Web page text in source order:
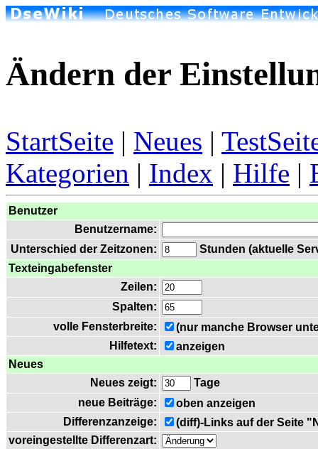
Ändern der
StartSeite | Neues |
Kategorien | Index | Hilfe |
Benutzer
Benutzername:
Unterschied der Zeitzonen:
Stunden (aktuelle
Texteingabefenster
Zeilen:
Spalten:
volle Fensterbreite:
(nur manche Browser
Hilfetext:
anzeigen
Neues
Neues zeigt:
Tage
neue Beiträge:
oben anzeigen
Differenzanzeige:
(diff)-Links auf der Seite
voreingestellte Differenzart: